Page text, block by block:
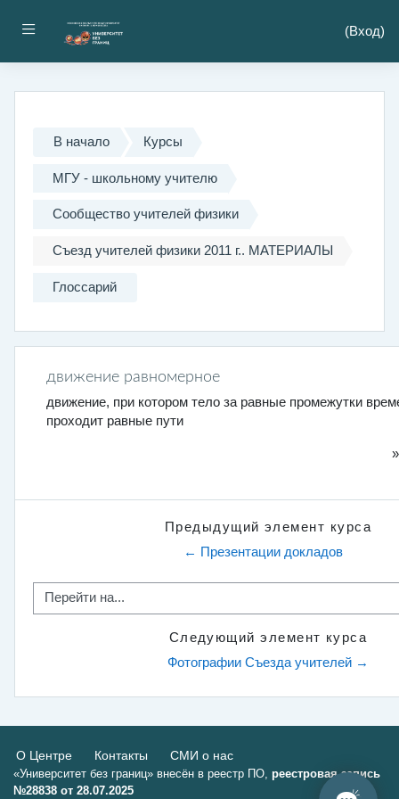
Боковая панель (Вход)
В начало Курсы
МГУ - школьному учителю
Сообщество учителей физики
Съезд учителей физики 2011 г.. МАТЕРИАЛЫ
Глоссарий
движение равномерное
движение, при котором тело за равные промежутки
проходит равные пути
Предыдущий элемент курса
← Презентации докладов
Перейти на...
Следующий элемент курса
Фотографии Съезда учителей →
О Центре Контакты СМИ о нас
«Университет без границ» внесён в реестр ПО, реестровая запись
№28838 от 28.07.2025